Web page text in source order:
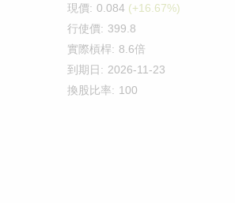
現價: 0.084 (+16.67%)
行使價: 399.8
實際槓桿: 8.6倍
到期日: 2026-11-23
換股比率: 100